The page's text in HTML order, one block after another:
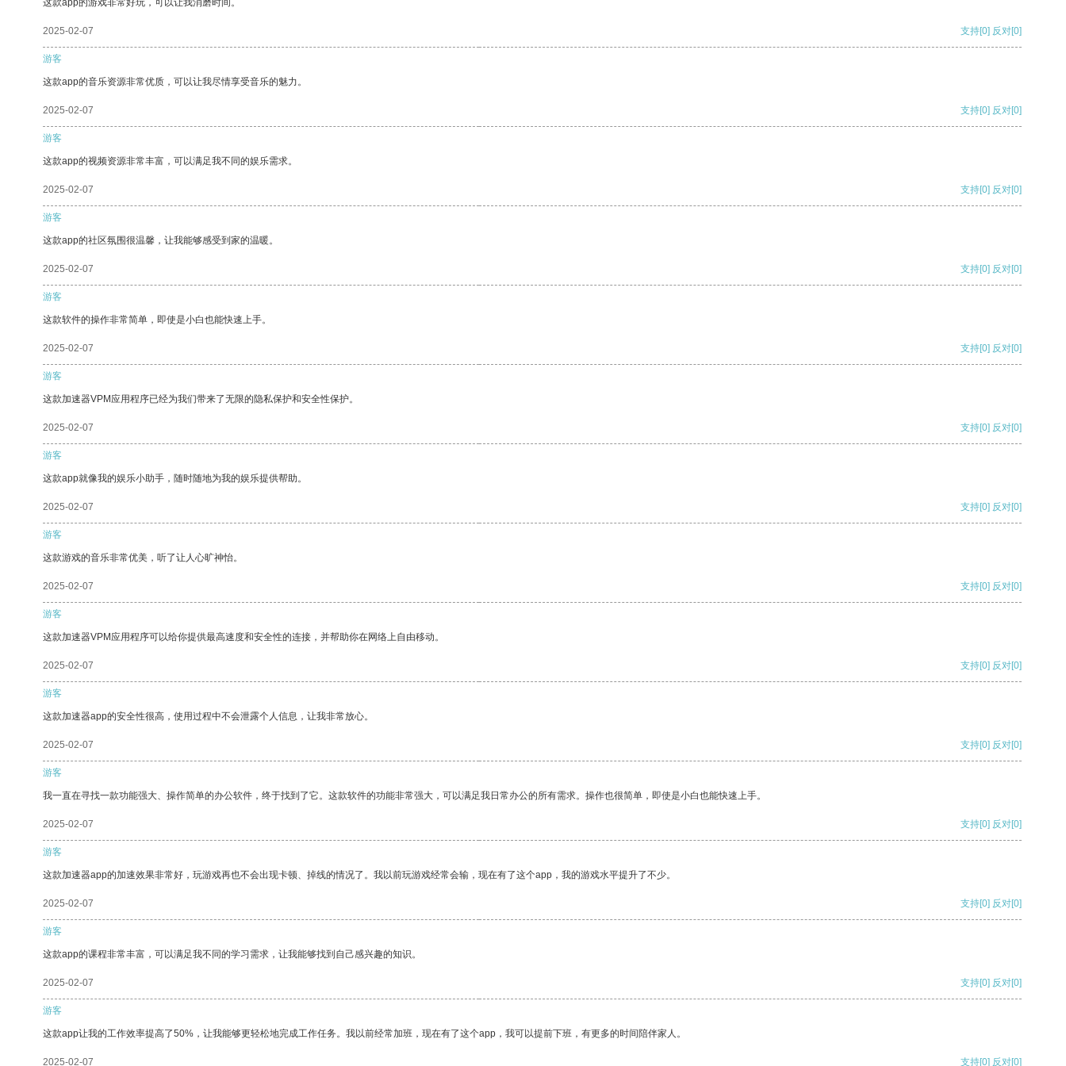
这款app的游戏非常好玩，可以让我消磨时间。
2025-02-07 支持[0] 反对[0]
游客
这款app的音乐资源非常优质，可以让我尽情享受音乐的魅力。
2025-02-07 支持[0] 反对[0]
游客
这款app的视频资源非常丰富，可以满足我不同的娱乐需求。
2025-02-07 支持[0] 反对[0]
游客
这款app的社区氛围很温馨，让我能够感受到家的温暖。
2025-02-07 支持[0] 反对[0]
游客
这款软件的操作非常简单，即使是小白也能快速上手。
2025-02-07 支持[0] 反对[0]
游客
这款加速器VPM应用程序已经为我们带来了无限的隐私保护和安全性保护。
2025-02-07 支持[0] 反对[0]
游客
这款app就像我的娱乐小助手，随时随地为我的娱乐提供帮助。
2025-02-07 支持[0] 反对[0]
游客
这款游戏的音乐非常优美，听了让人心旷神怡。
2025-02-07 支持[0] 反对[0]
游客
这款加速器VPM应用程序可以给你提供最高速度和安全性的连接，并帮助你在网络上自由移动。
2025-02-07 支持[0] 反对[0]
游客
这款加速器app的安全性很高，使用过程中不会泄露个人信息，让我非常放心。
2025-02-07 支持[0] 反对[0]
游客
我一直在寻找一款功能强大、操作简单的办公软件，终于找到了它。这款软件的功能非常强大，可以满足我日常办公的所有需求。操作也很简单，即使是小白也能快速上手。
2025-02-07 支持[0] 反对[0]
游客
这款加速器app的加速效果非常好，玩游戏再也不会出现卡顿、掉线的情况了。我以前玩游戏经常会输，现在有了这个app，我的游戏水平提升了不少。
2025-02-07 支持[0] 反对[0]
游客
这款app的课程非常丰富，可以满足我不同的学习需求，让我能够找到自己感兴趣的知识。
2025-02-07 支持[0] 反对[0]
游客
这款app让我的工作效率提高了50%，让我能够更轻松地完成工作任务。我以前经常加班，现在有了这个app，我可以提前下班，有更多的时间陪伴家人。
2025-02-07 支持[0] 反对[0]